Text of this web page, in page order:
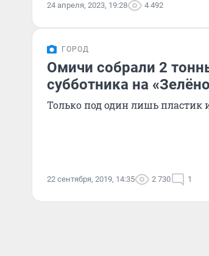
24 апреля, 2023, 19:28 4 492
ГОРОД
Омичи собрали 2
субботника на
Только под один лишь пластик
22 сентября, 2019, 14:35 2 730 1